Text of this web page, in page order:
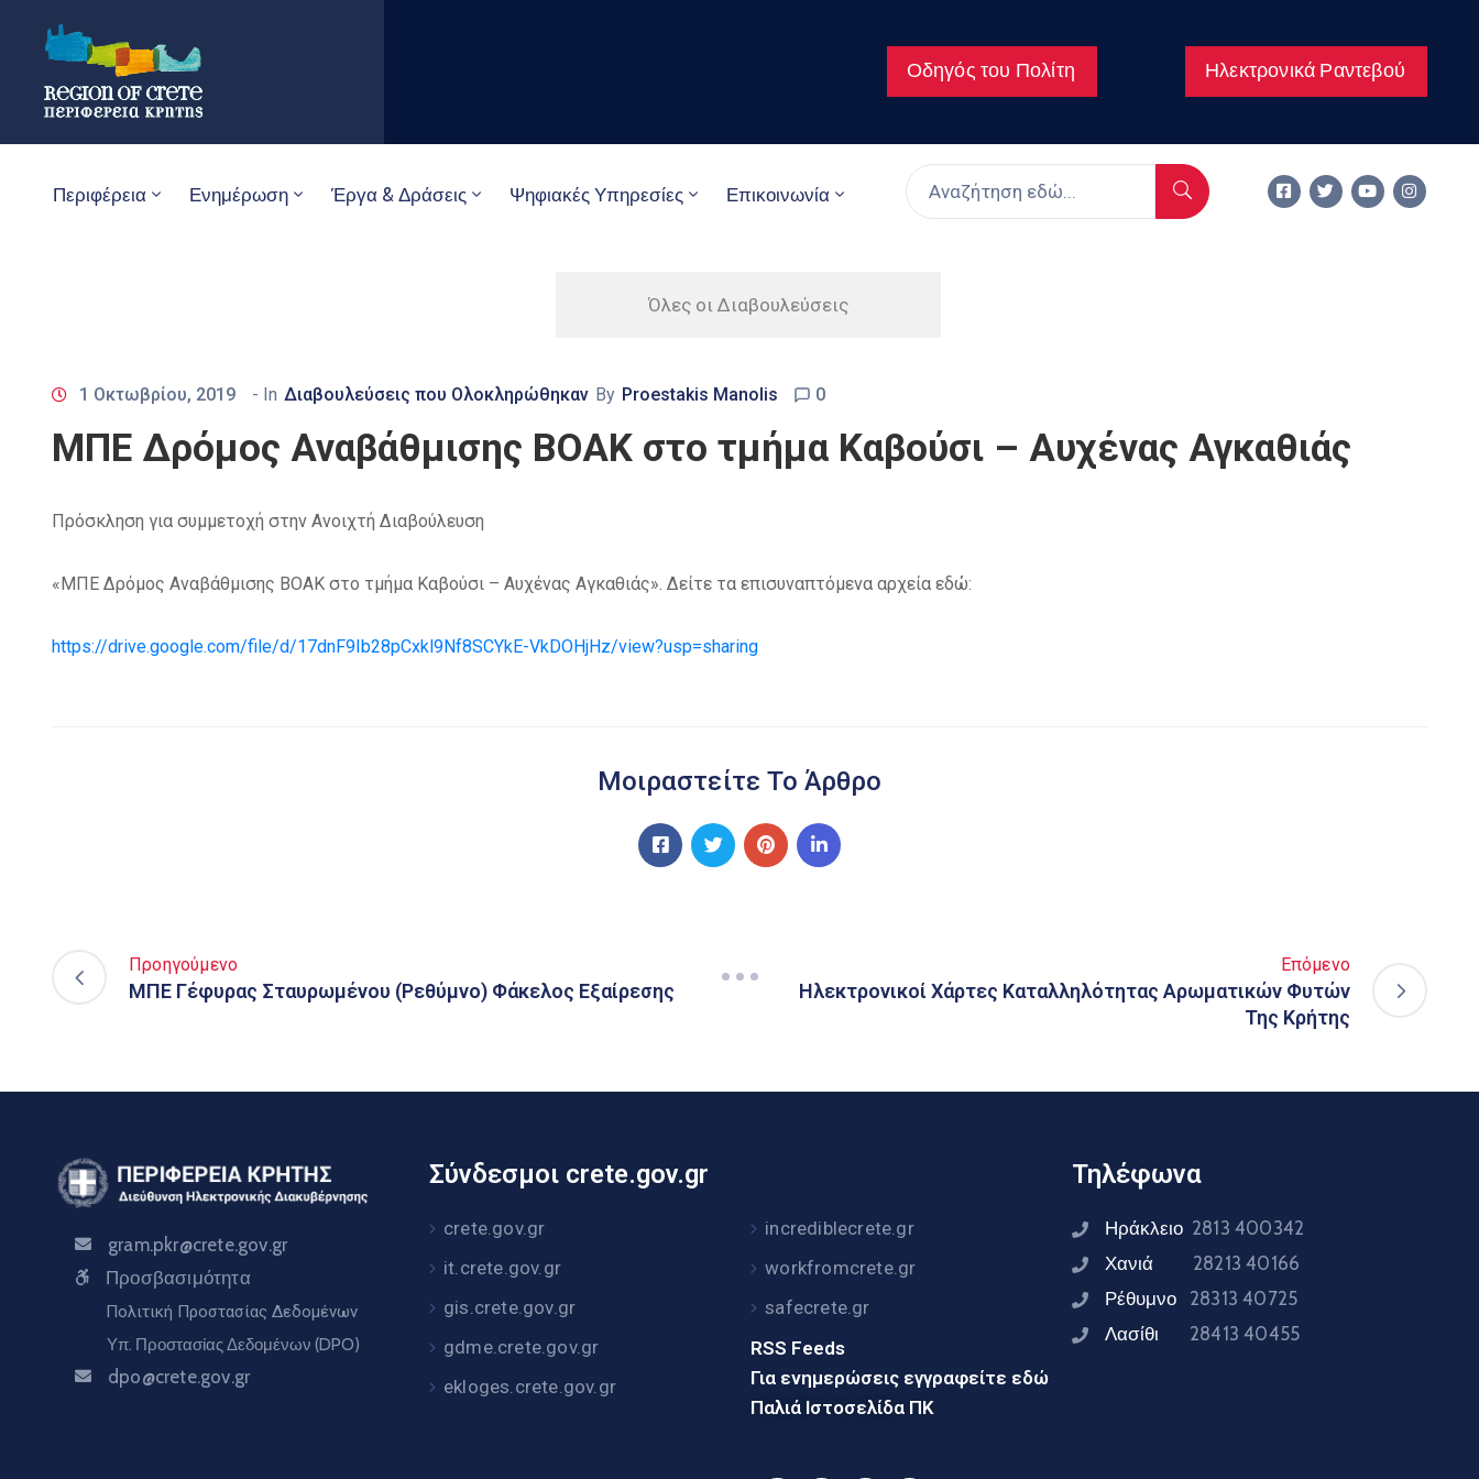
Οδηγός του Πολίτη Ηλεκτρονικά Ραντεβού
Περιφέρεια Ενημέρωση Έργα & Δράσεις Ψηφιακές Υπηρεσίες Επικοινωνία
Όλες οι Διαβουλεύσεις
1 Οκτωβρίου, 2019 - In Διαβουλεύσεις που Ολοκληρώθηκαν By Proestakis Manolis 0
ΜΠΕ Δρόμος Αναβάθμισης ΒΟΑΚ στο τμήμα Καβούσι – Αυχένας Αγκαθιάς
Πρόσκληση για συμμετοχή στην Ανοιχτή Διαβούλευση
«ΜΠΕ Δρόμος Αναβάθμισης ΒΟΑΚ στο τμήμα Καβούσι – Αυχένας Αγκαθιάς». Δείτε τα επισυναπτόμενα αρχεία εδώ:
https://drive.google.com/file/d/17dnF9Ib28pCxkl9Nf8SCYkE-VkDOHjHz/view?usp=sharing
Μοιραστείτε Το Άρθρο
Προηγούμενο
ΜΠΕ Γέφυρας Σταυρωμένου (Ρεθύμνο) Φάκελος Εξαίρεσης
Επόμενο
Ηλεκτρονικοί Χάρτες Καταλληλότητας Αρωματικών Φυτών
Της Κρήτης
gram.pkr@crete.gov.gr
Προσβασιμότητα
Πολιτική Προστασίας Δεδομένων
Υπ. Προστασίας Δεδομένων (DPO)
dpo@crete.gov.gr
Σύνδεσμοι crete.gov.gr
crete.gov.gr
it.crete.gov.gr
gis.crete.gov.gr
gdme.crete.gov.gr
ekloges.crete.gov.gr
incrediblecrete.gr
workfromcrete.gr
safecrete.gr
RSS Feeds
Για ενημερώσεις εγγραφείτε εδώ
Παλιά Ιστοσελίδα ΠΚ
Τηλέφωνα
Ηράκλειο 2813 400342
Χανιά 28213 40166
Ρέθυμνο 28313 40725
Λασίθι 28413 40455